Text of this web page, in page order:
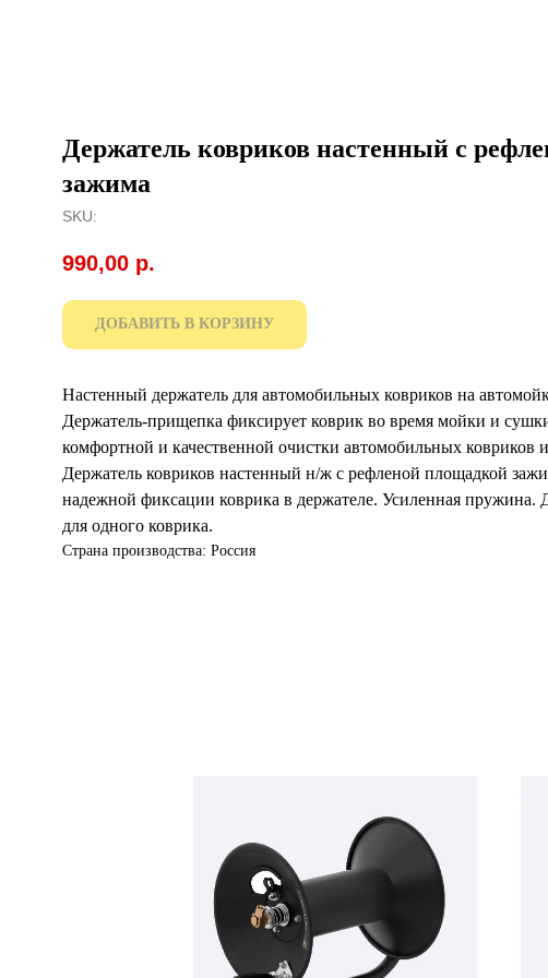
Держатель ковриков настенный с
зажима
SKU:
990,00 р.
ДОБАВИТЬ В КОРЗИНУ
Настенный держатель для автомобильных ковриков на
Держатель-прищепка фиксирует коврик во время мойки и
комфортной и качественной очистки автомобильных ковриков
Держатель ковриков настенный н/ж с рефленой площадкой
надежной фиксации коврика в держателе. Усиленная пружина.
для одного коврика.
Страна производства: Россия